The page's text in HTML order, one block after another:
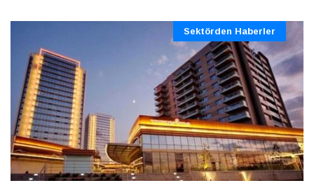
Sektörden Haberler